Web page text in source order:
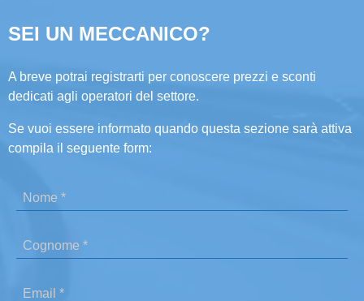
SEI UN MECCANICO?
A breve potrai registrarti per conoscere prezzi e sconti
dedicati agli operatori del settore.
Se vuoi essere informato quando questa sezione sarà attiva
compila il seguente form: